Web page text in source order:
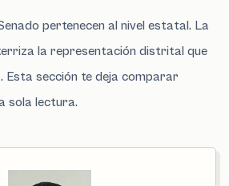
pertenecen al nivel estatal. La
la representación distrital que
Esta sección te deja comparar
sola lectura.